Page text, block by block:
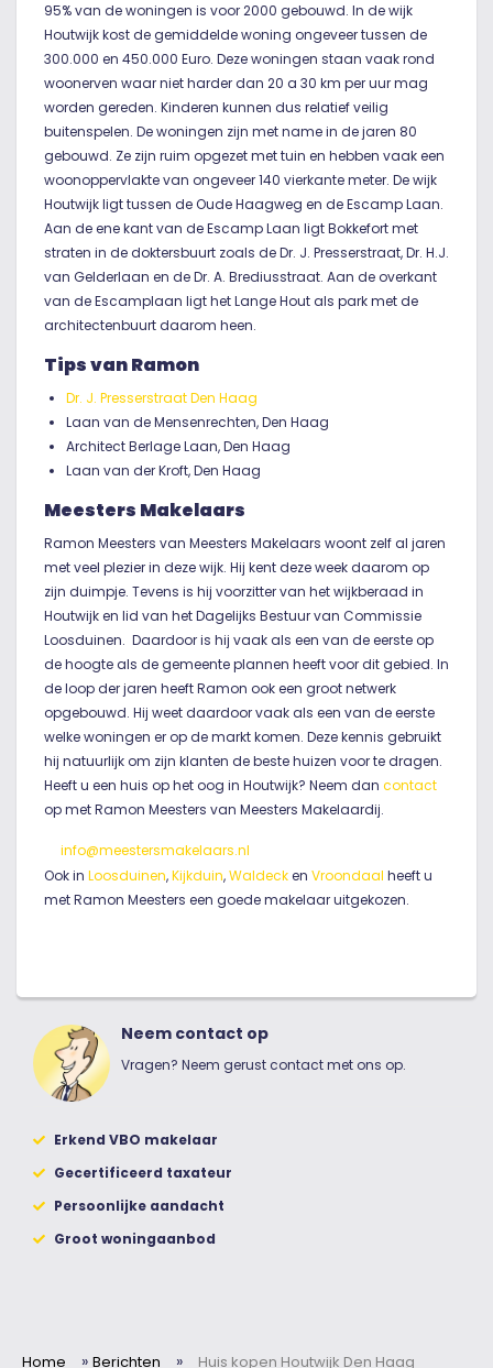
95% van de woningen is voor 2000 gebouwd. In de wijk
Houtwijk kost de gemiddelde woning ongeveer tussen de
300.000 en 450.000 Euro. Deze woningen staan vaak rond
woonerven waar niet harder dan 20 a 30 km per uur mag
worden gereden. Kinderen kunnen dus relatief veilig
buitenspelen. De woningen zijn met name in de jaren 80
gebouwd. Ze zijn ruim opgezet met tuin en hebben vaak een
woonoppervlakte van ongeveer 140 vierkante meter. De wijk
Houtwijk ligt tussen de Oude Haagweg en de Escamp Laan.
Aan de ene kant van de Escamp Laan ligt Bokkefort met
straten in de doktersbuurt zoals de Dr. J. Presserstraat, Dr. H.J.
van Gelderlaan en de Dr. A. Brediusstraat. Aan de overkant
van de Escamplaan ligt het Lange Hout als park met de
architectenbuurt daarom heen.
Tips van Ramon
Dr. J. Presserstraat Den Haag
Laan van de Mensenrechten, Den Haag
Architect Berlage Laan, Den Haag
Laan van der Kroft, Den Haag
Meesters Makelaars
Ramon Meesters van Meesters Makelaars woont zelf al jaren
met veel plezier in deze wijk. Hij kent deze week daarom op
zijn duimpje. Tevens is hij voorzitter van het wijkberaad in
Houtwijk en lid van het Dagelijks Bestuur van Commissie
Loosduinen. Daardoor is hij vaak als een van de eerste op
de hoogte als de gemeente plannen heeft voor dit gebied. In
de loop der jaren heeft Ramon ook een groot netwerk
opgebouwd. Hij weet daardoor vaak als een van de eerste
welke woningen er op de markt komen. Deze kennis gebruikt
hij natuurlijk om zijn klanten de beste huizen voor te dragen.
Heeft u een huis op het oog in Houtwijk? Neem dan contact
op met Ramon Meesters van Meesters Makelaardij.
info@meestersmakelaars.nl
Ook in Loosduinen,Kijkduin,Waldecken Vroondaal heeft u
met Ramon Meesters een goede makelaar uitgekozen.
Neem contact op
Vragen? Neem gerust contact met ons op.
Erkend VBO makelaar
Gecertificeerd taxateur
Persoonlijke aandacht
Groot woningaanbod
Home » Berichten » Huis kopen Houtwijk Den Haag